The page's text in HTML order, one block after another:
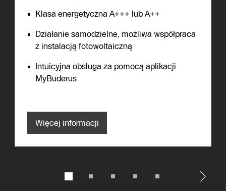
Klasa energetyczna A+++ lub A++
Działanie samodzielne, możliwa współpraca
z instalacją fotowoltaiczną
Intuicyjna obsługa za pomocą aplikacji
MyBuderus
Więcej informacji